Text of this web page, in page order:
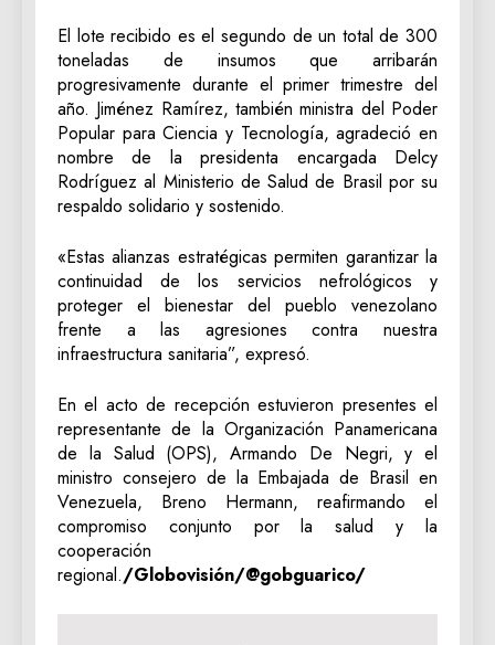
El lote recibido es el segundo de un total de 300
toneladas de insumos que arribarán
progresivamente durante el primer trimestre del
año. Jiménez Ramírez, también ministra del Poder
Popular para Ciencia y Tecnología, agradeció en
nombre de la presidenta encargada Delcy
Rodríguez al Ministerio de Salud de Brasil por su
respaldo solidario y sostenido.
«Estas alianzas estratégicas permiten garantizar la
continuidad de los servicios nefrológicos y
proteger el bienestar del pueblo venezolano
frente a las agresiones contra nuestra
infraestructura sanitaria”, expresó.
En el acto de recepción estuvieron presentes el
representante de la Organización Panamericana
de la Salud (OPS), Armando De Negri, y el
ministro consejero de la Embajada de Brasil en
Venezuela, Breno Hermann, reafirmando el
compromiso conjunto por la salud y la
cooperación
regional./Globovisión/@gobguarico/